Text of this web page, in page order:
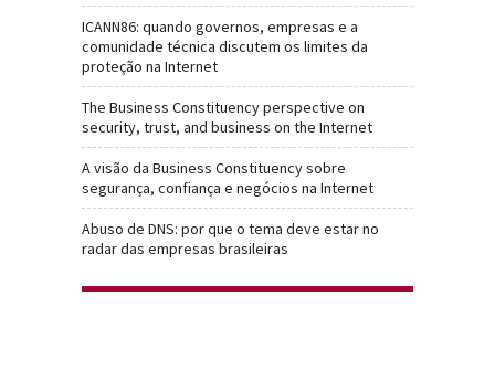
ICANN86: quando governos, empresas e a
comunidade técnica discutem os limites da
proteção na Internet
The Business Constituency perspective on
security, trust, and business on the Internet
A visão da Business Constituency sobre
segurança, confiança e negócios na Internet
Abuso de DNS: por que o tema deve estar no
radar das empresas brasileiras